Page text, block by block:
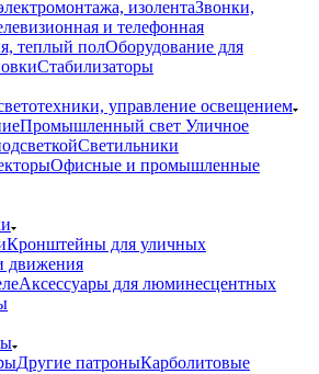
изолентаЗвонки,
и телефонная
теплый полОборудование для
Стабилизаторы
управление освещением
Промышленный свет Уличное
Светильники
Офисные и промышленные
Кронштейны для уличных
движения
Аксессуары для люминесцентных
Другие патроныКарболитовые